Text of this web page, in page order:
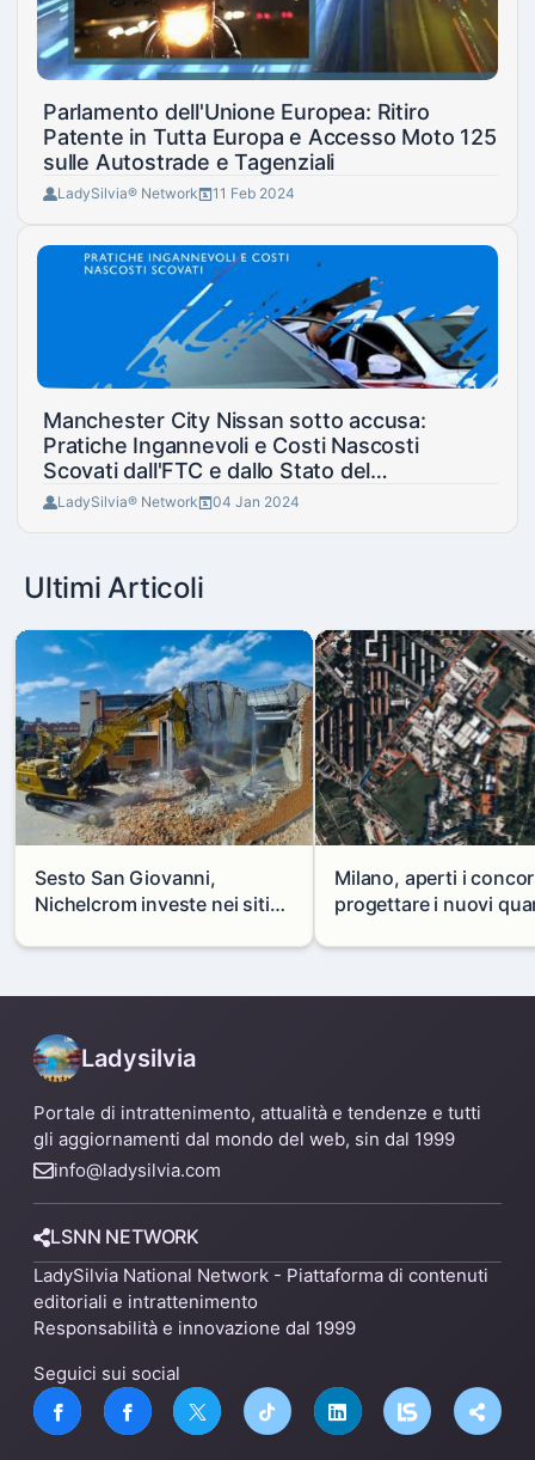
Parlamento dell'Unione Europea: Ritiro
Patente in Tutta Europa e Accesso Moto 125
sulle Autostrade e Tagenziali
LadySilvia® Network 11 Feb 2024
Manchester City Nissan sotto accusa:
Pratiche Ingannevoli e Costi Nascosti
Scovati dall'FTC e dallo Stato del
Connecticut
LadySilvia® Network 04 Jan 2024
Ultimi Articoli
Sesto San Giovanni,
Nichelcrom investe nei siti
capannone per fare spazio a
Milano, aperti i
progettare i nuovi
Mare
Ladysilvia
Portale di intrattenimento, attualità e tendenze e tutti
gli aggiornamenti dal mondo del web, sin dal 1999
info@ladysilvia.com
LSNN NETWORK
LadySilvia National Network - Piattaforma di contenuti
editoriali e intrattenimento
Responsabilità e innovazione dal 1999
Seguici sui social